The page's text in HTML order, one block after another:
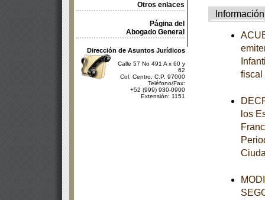
Otros enlaces
Página del
Abogado General
Dirección de Asuntos Jurídicos
Calle 57 No 491 A x 60 y
62
Col. Centro, C.P. 97000
Teléfono/Fax:
+52 (999) 930-0900
Extensión: 1151
Información
fiscal
los